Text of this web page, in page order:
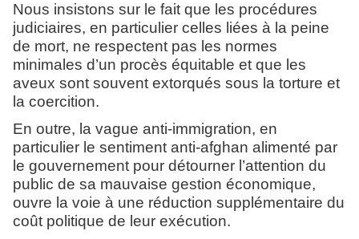
Nous insistons sur le fait que les procédures
judiciaires, en particulier celles liées à la peine
de mort, ne respectent pas les normes
minimales d’un procès équitable et que les
aveux sont souvent extorqués sous la torture et
la coercition.
En outre, la vague anti-immigration, en
particulier le sentiment anti-afghan alimenté par
le gouvernement pour détourner l’attention du
public de sa mauvaise gestion économique,
ouvre la voie à une réduction supplémentaire du
coût politique de leur exécution.